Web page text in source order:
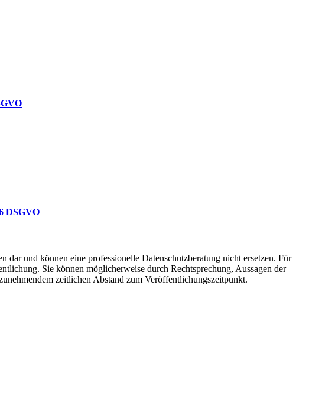
DSGVO
und können eine professionelle Datenschutzberatung nicht ersetzen. Für
Sie können möglicherweise durch Rechtsprechung, Aussagen der
zeitlichen Abstand zum Veröffentlichungszeitpunkt.